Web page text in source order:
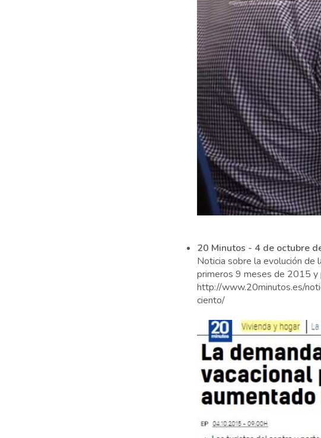
20 Minutos - 4 de octubre
Noticia sobre la evolución de
primeros 9 meses de 2015 y
http://www.20minutos.es/
ciento/